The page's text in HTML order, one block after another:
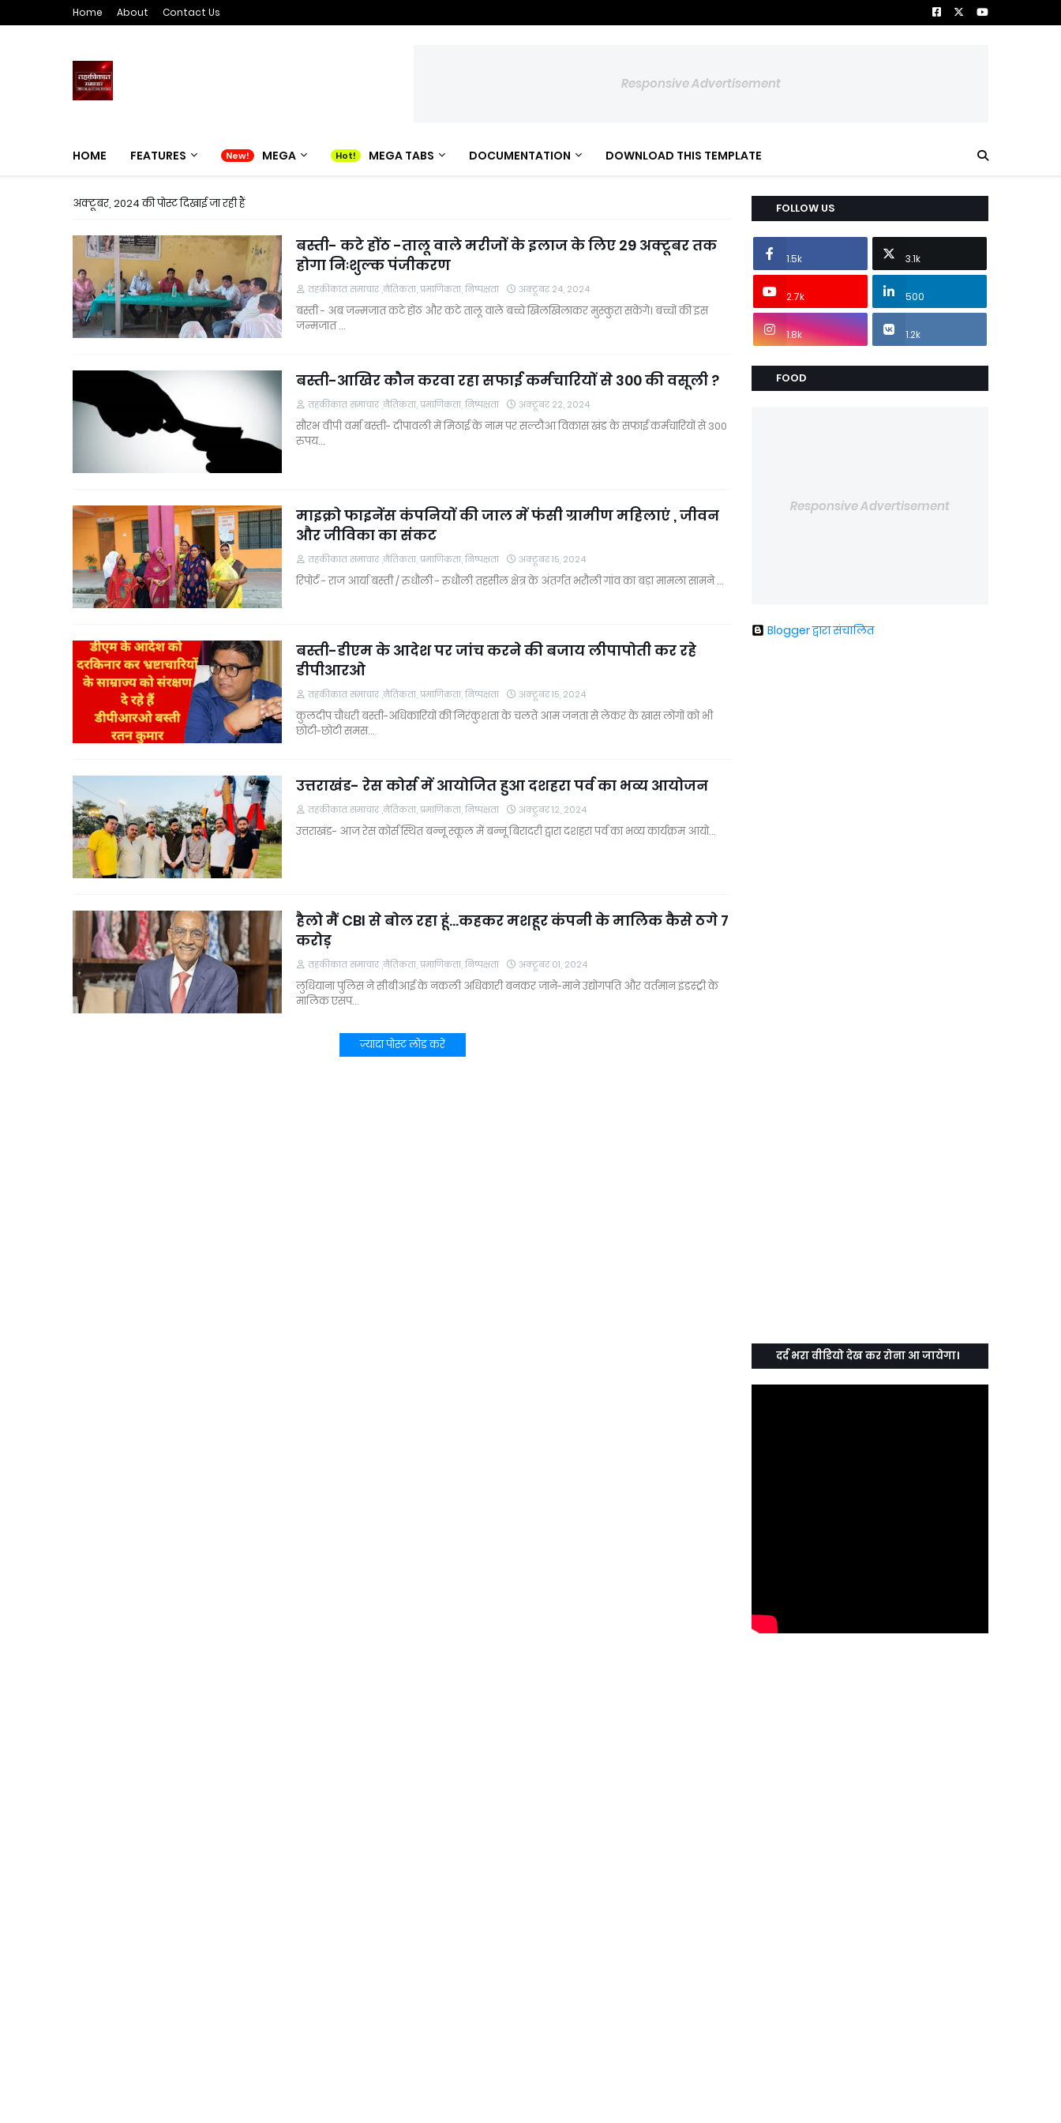
Home About Contact Us
Responsive Advertisement
HOME FEATURES MEGA MEGA TABS DOCUMENTATION DOWNLOAD THIS TEMPLATE
अक्टूबर, 2024 की पोस्ट दिखाई जा रही हैं
बस्ती- कटे होंठ -तालू वाले मरीजों के इलाज के लिए 29 अक्टूबर तक
होगा निःशुल्क पंजीकरण
तहकीकात समाचार ,नैतिकता, प्रमाणिकता, निष्पक्षता अक्टूबर 24, 2024
बस्ती - अब जन्मजात कटे होंठ और कटे तालू वाले बच्चे खिलखिलाकर मुस्कुरा सकेंगे। बच्चों की इस
जन्मजात …
बस्ती-आखिर कौन करवा रहा सफाई कर्मचारियों से 300 की वसूली ?
तहकीकात समाचार ,नैतिकता, प्रमाणिकता, निष्पक्षता अक्टूबर 22, 2024
सौरभ वीपी वर्मा बस्ती- दीपावली में मिठाई के नाम पर सल्टौआ विकास खंड के सफाई कर्मचारियों से 300
रुपय…
माइक्रो फाइनेंस कंपनियों की जाल में फंसी ग्रामीण महिलाएं , जीवन
और जीविका का संकट
तहकीकात समाचार ,नैतिकता, प्रमाणिकता, निष्पक्षता अक्टूबर 15, 2024
रिपोर्ट - राज आर्या बस्ती / रुधौली - रुधौली तहसील क्षेत्र के अंतर्गत भरौली गांव का बड़ा मामला सामने …
बस्ती-डीएम के आदेश पर जांच करने की बजाय लीपापोती कर रहे
डीपीआरओ
तहकीकात समाचार ,नैतिकता, प्रमाणिकता, निष्पक्षता अक्टूबर 15, 2024
कुलदीप चौधरी बस्ती-अधिकारियों की निरंकुशता के चलते आम जनता से लेकर के खास लोगों को भी
छोटी-छोटी समस…
उत्तराखंड- रेस कोर्स में आयोजित हुआ दशहरा पर्व का भव्य आयोजन
तहकीकात समाचार ,नैतिकता, प्रमाणिकता, निष्पक्षता अक्टूबर 12, 2024
उत्तराखंड- आज रेस कोर्स स्थित बन्नू स्कूल में बन्नू बिरादरी द्वारा दशहरा पर्व का भव्य कार्यक्रम आयो…
हैलो मैं CBI से बोल रहा हूं...कहकर मशहूर कंपनी के मालिक कैसे ठगे 7
करोड़
तहकीकात समाचार ,नैतिकता, प्रमाणिकता, निष्पक्षता अक्टूबर 01, 2024
लुधियाना पुलिस ने सीबीआई के नकली अधिकारी बनकर जाने-माने उद्योगपति और वर्तमान इंडस्ट्री के
मालिक एसप…
ज़्यादा पोस्ट लोड करें
FOLLOW US
1.5k 3.1k
2.7k 500
1.8k 1.2k
FOOD
Responsive Advertisement
Blogger द्वारा संचालित
दर्द भरा वीडियो देख कर रोना आ जायेगा।